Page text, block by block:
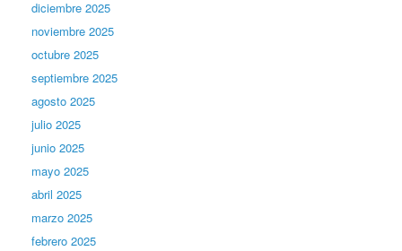
diciembre 2025
noviembre 2025
octubre 2025
septiembre 2025
agosto 2025
julio 2025
junio 2025
mayo 2025
abril 2025
marzo 2025
febrero 2025